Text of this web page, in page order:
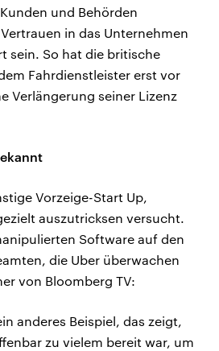
und Behörden
in das Unternehmen
sein. So hat die britische
Fahrdienstleister erst vor
Verlängerung seiner Lizenz
Vorzeige-Start Up,
auszutricksen versucht.
Software auf den
die Uber überwachen
von Bloomberg TV:
anderes Beispiel, das zeigt,
zu vielem bereit war, um